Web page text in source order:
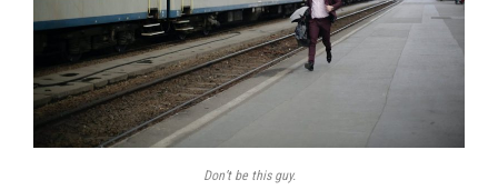
Don’t be this guy.